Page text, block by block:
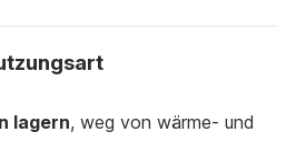
lagern, weg von wärme- und